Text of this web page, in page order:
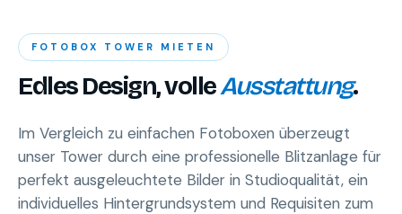
FOTOBOX TOWER MIETEN
Edles Design, volleAusstattung.
Im Vergleich zu einfachen Fotoboxen überzeugt
unser Tower durch eine professionelle Blitzanlage für
perfekt ausgeleuchtete Bilder in Studioqualität, ein
individuelles Hintergrundsystem und Requisiten zum